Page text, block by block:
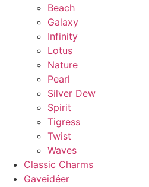
Beach
Galaxy
Infinity
Lotus
Nature
Pearl
Silver Dew
Spirit
Tigress
Twist
Waves
Classic Charms
Gaveidéer